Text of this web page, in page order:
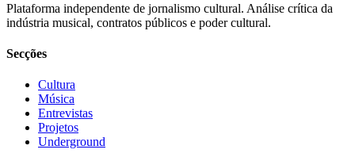
Plataforma independente de jornalismo cultural. Análise crítica da
indústria musical, contratos públicos e poder cultural.
Secções
Cultura
Música
Entrevistas
Projetos
Underground